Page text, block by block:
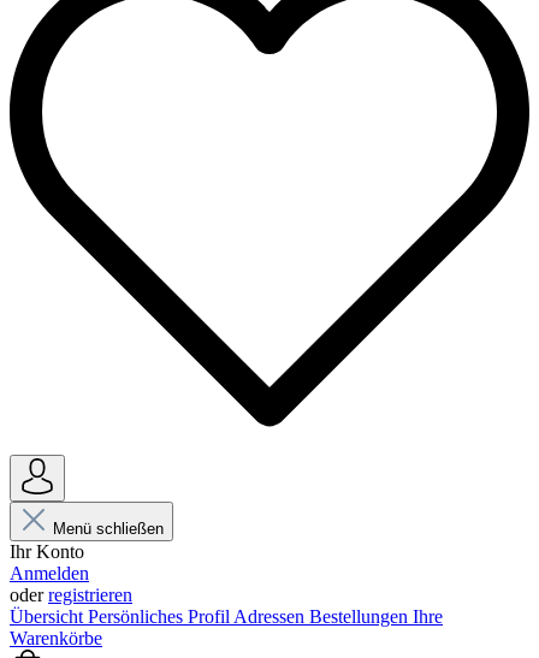
Menü schließen
Ihr Konto
Anmelden
oderregistrieren
Übersicht Persönliches Profil Adressen Bestellungen Ihre
Warenkörbe